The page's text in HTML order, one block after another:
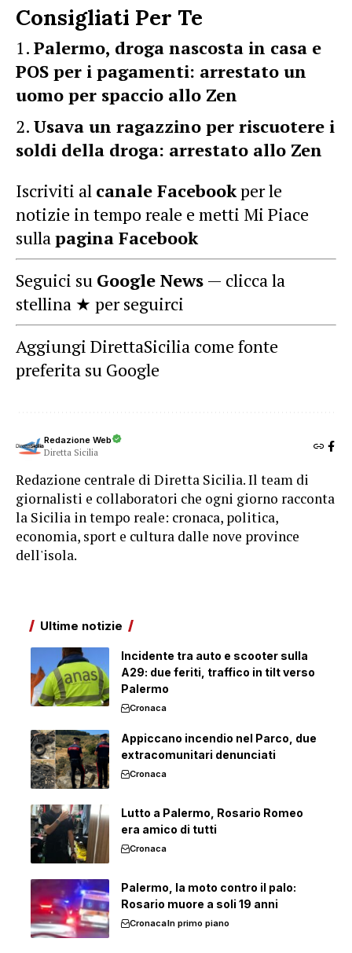
Consigliati Per Te
Palermo, droga nascosta in casa e
POS per i pagamenti: arrestato un
uomo per spaccio allo Zen
Usava un ragazzino per riscuotere i
soldi della droga: arrestato allo Zen
Iscriviti al canale Facebookper le
notizie in tempo reale e metti Mi Piace
sullapagina Facebook
Seguici su Google News — clicca la
stellina ★ per seguirci
Aggiungi DirettaSicilia come fonte
preferita su Google
Redazione Web
Diretta Sicilia
Redazione centrale di Diretta Sicilia. Il team di
giornalisti e collaboratori che ogni giorno racconta
la Sicilia in tempo reale: cronaca, politica,
economia, sport e cultura dalle nove province
dell'isola.
Ultime notizie
Incidente tra auto e scooter sulla
A29: due feriti, traffico in tilt verso
Palermo
Cronaca
Appiccano incendio nel Parco, due
extracomunitari denunciati
Cronaca
Lutto a Palermo, Rosario Romeo
era amico di tutti
Cronaca
Palermo, la moto contro il palo:
Rosario muore a soli 19 anni
CronacaIn primo piano